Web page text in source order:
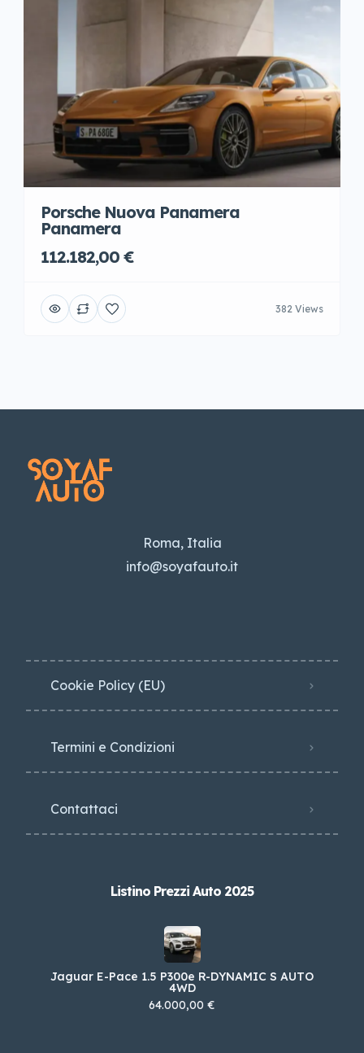
Porsche Nuova Panamera
Panamera
112.182,00 €
382 Views
Roma, Italia
info@soyafauto.it
Cookie Policy (EU)
Termini e Condizioni
Contattaci
Listino Prezzi Auto 2025
Jaguar E-Pace 1.5 P300e R-DYNAMIC S AUTO
4WD
64.000,00 €